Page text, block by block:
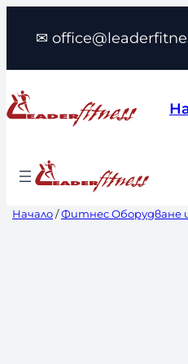
съдържанието
✉
Начало/Фитнес Оборудване